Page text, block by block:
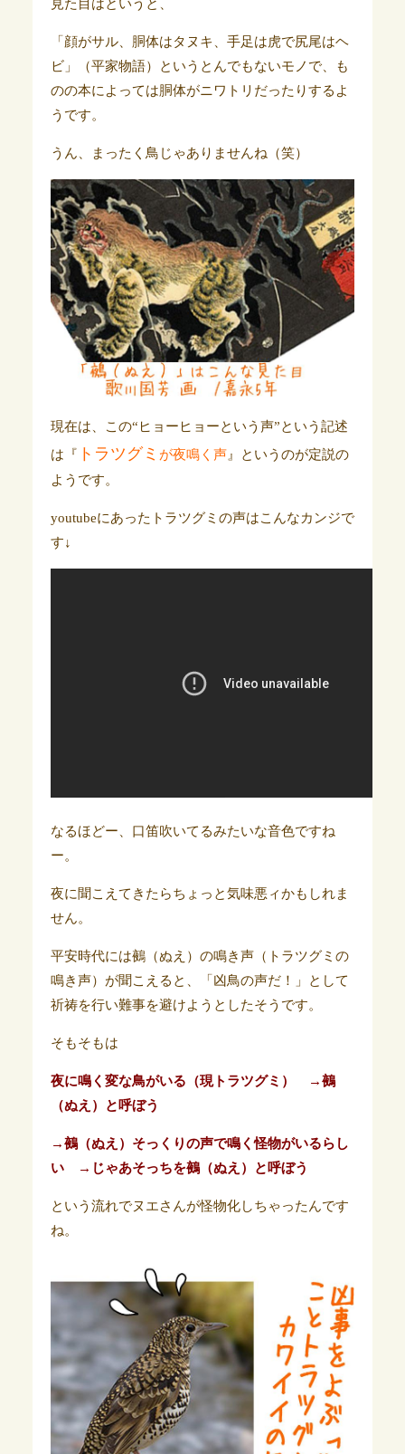
見た目はというと、
「顔がサル、胴体はタヌキ、手足は虎で尻尾はヘ
ビ」（平家物語）というとんでもないモノで、も
のの本によっては胴体がニワトリだったりするよ
うです。
うん、まったく鳥じゃありませんね（笑）
現在は、この“ヒョーヒョーという声”という記述
は『 トラツグミ が夜鳴く声』というのが定説の
ようです。
youtubeにあったトラツグミの声はこんなカンジで
す↓
なるほどー、口笛吹いてるみたいな音色ですね
ー。
夜に聞こえてきたらちょっと気味悪ィかもしれま
せん。
平安時代には鵺（ぬえ）の鳴き声（トラツグミの
鳴き声）が聞こえると、「凶鳥の声だ！」として
祈祷を行い難事を避けようとしたそうです。
そもそもは
夜に鳴く変な鳥がいる（現トラツグミ） →鵺
（ぬえ）と呼ぼう
→鵺（ぬえ）そっくりの声で鳴く怪物がいるらし
い
→じゃあそっちを鵺（ぬえ）と呼ぼう
という流れでヌエさんが怪物化しちゃったんです
ね。